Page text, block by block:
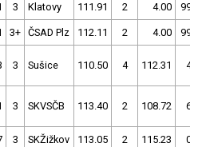
3 Klatovy 111.91 2 4.00 999
3+ ČSAD Plz 112.11 2 4.00 999
3 Sušice 110.50 4 112.31 4
3 SKVSČB 113.40 2 108.72 6
3 SKŽižkov 113.05 2 115.23 0